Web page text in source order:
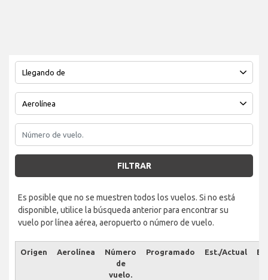
FILTRAR
Es posible que no se muestren todos los vuelos. Si no está
disponible, utilice la búsqueda anterior para encontrar su
vuelo por línea aérea, aeropuerto o número de vuelo.
Origen Aerolínea
Número
de
vuelo.
Programado Est./Actual